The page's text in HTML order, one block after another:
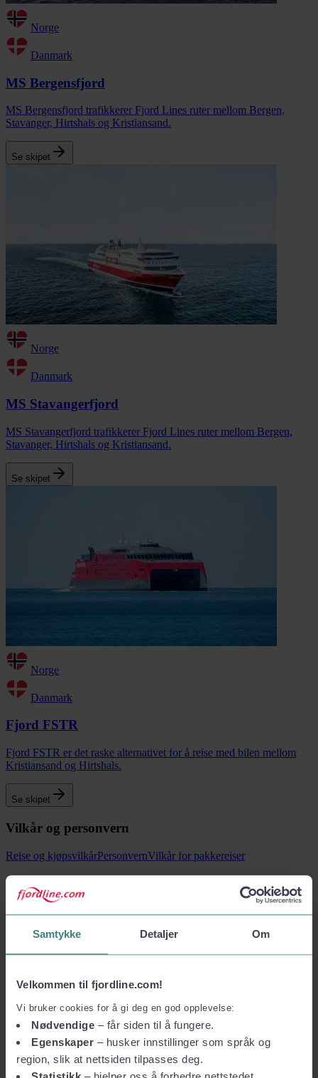
Samtykke Detaljer Om
Velkommen til fjordline.com!
Vi bruker cookies for å gi deg en god opplevelse:
Nødvendige – får siden til å fungere.
Egenskaper – husker innstillinger som språk og
region, slik at nettsiden tilpasses deg.
Norge
Danmark
MS Bergensfjord
MS Bergensfjord trafikkerer Fjord Lines ruter mellom Bergen,
Stavanger, Hirtshals og Kristiansand.
Se skipet
Norge
Danmark
MS Stavangerfjord
MS Stavangerfjord trafikkerer Fjord Lines ruter mellom Bergen,
Stavanger, Hirtshals og Kristiansand.
Se skipet
Norge
Danmark
Fjord FSTR
Fjord FSTR er det raske alternativet for å reise med bilen mellom
Kristiansand og Hirtshals.
Se skipet
Vilkår og personvern
Reise og kjøpsvilkårPersonvernVilkår for pakkereiser
Finn ut mer
Jobb i Fjord Line
Fjord Line Freight
BAF & ETS-tillegg HavneinformasjonBestill online
Firma- og gruppereiser